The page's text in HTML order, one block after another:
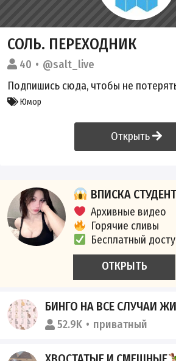
СОЛЬ. ПЕРЕХОДНИК
40
@salt_live
Подпишись сюда, чтобы не
Юмор
Открыть
ВПИСКА
Архивные видео
Горячие сливы
Бесплатный
ОТКРЫТЬ
БИНГО НА ВСЕ СЛУЧАИ
52.9K приватный